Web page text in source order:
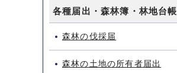
各種届出・森林簿・林地台帳
森林の伐採届
森林の土地の所有者届出